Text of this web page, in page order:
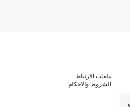
ملفات الارتباط
الشروط والاحكام